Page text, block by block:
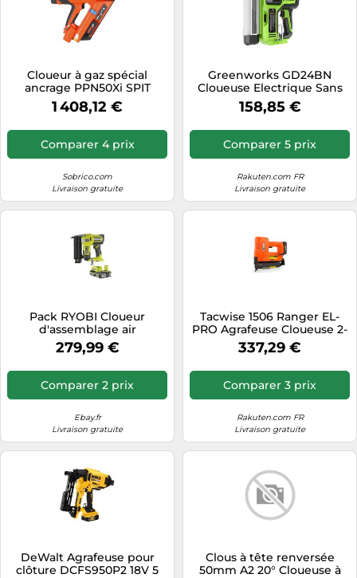
Cloueur à gaz spécial
ancrage PPN50Xi SPIT
1 408,12 €
Comparer 4 prix
Sobrico.com
Livraison gratuite
Greenworks GD24BN
Cloueuse Electrique Sans
Fil, Capacité de 110 Clous,
110pcs/min pour Clous 18GA
24V Ni Chargeur, Garantie 3
Ans
158,85 €
Comparer 5 prix
Rakuten.com FR
Livraison gratuite
Pack RYOBI Cloueur
d'assemblage air
comprimé 18V One+
R18GN18-0 - 1 Batterie 2.5Ah
- 1 Chargeur rapide RC18120-
125
279,99 €
Comparer 2 prix
Ebay.fr
Livraison gratuite
Tacwise 1506 Ranger EL-
PRO Agrafeuse Cloueuse 2-
en-1 à Batterie 18V
337,29 €
Comparer 3 prix
Rakuten.com FR
Livraison gratuite
DeWalt Agrafeuse pour
clôture DCFS950P2 18V 5
Clous à tête renversée
50mm A2 20° Cloueuse à